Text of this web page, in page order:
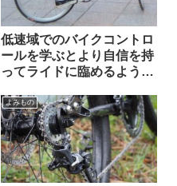
低速域でのバイクコントロ
ールを学ぶとより自信を持
ってライドに臨めるように
よみもの